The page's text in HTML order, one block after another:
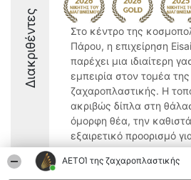
ΑΕΤΟΊ της ζαχαροπλαστικής
Διακριθέντες
Στο κέντρο της
Πάρου, η επιχείρηση
παρέχει μια ιδιαίτερη
εμπειρία στον τομέα της
ζαχαροπλαστικής. Η
ακριβώς δίπλα στη
όμορφη θέα, την
εξαιρετικό προορισμό
9.8